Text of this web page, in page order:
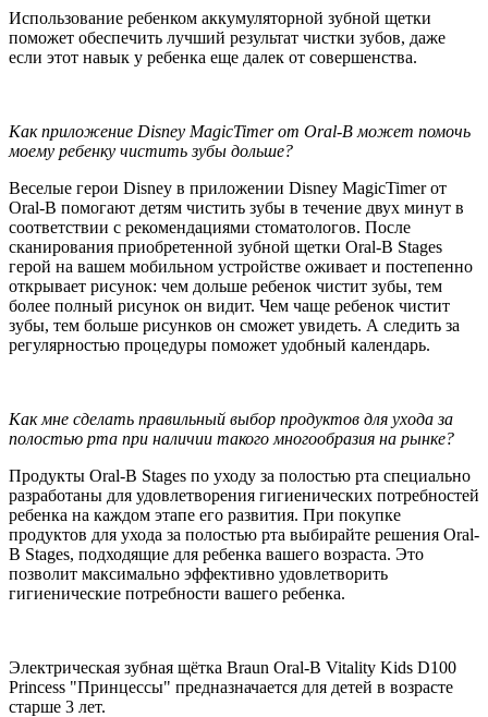
Использование ребенком аккумуляторной зубной щетки
поможет обеспечить лучший результат чистки зубов, даже
если этот навык у ребенка еще далек от совершенства.
Как приложение Disney MagicTimer от Oral-B может помочь
моему ребенку чистить зубы дольше?
Веселые герои Disney в приложении Disney MagicTimer от
Oral-B помогают детям чистить зубы в течение двух минут в
соответствии с рекомендациями стоматологов. После
сканирования приобретенной зубной щетки Oral-B Stages
герой на вашем мобильном устройстве оживает и постепенно
открывает рисунок: чем дольше ребенок чистит зубы, тем
более полный рисунок он видит. Чем чаще ребенок чистит
зубы, тем больше рисунков он сможет увидеть. А следить за
регулярностью процедуры поможет удобный календарь.
Как мне сделать правильный выбор продуктов для ухода за
полостью рта при наличии такого многообразия на рынке?
Продукты Oral-B Stages по уходу за полостью рта специально
разработаны для удовлетворения гигиенических потребностей
ребенка на каждом этапе его развития. При покупке
продуктов для ухода за полостью рта выбирайте решения Oral-
B Stages, подходящие для ребенка вашего возраста. Это
позволит максимально эффективно удовлетворить
гигиенические потребности вашего ребенка.
Электрическая зубная щётка Braun Oral-B Vitality Kids D100
Princess "Принцессы" предназначается для детей в возрасте
старше 3 лет.